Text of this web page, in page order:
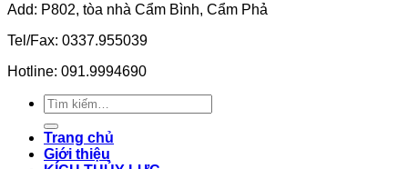
Add: P802, tòa nhà Cẩm Bình, Cẩm Phả
Tel/Fax: 0337.955039
Hotline: 091.9994690
Tìm
kiếm:
Trang chủ
Giới thiệu